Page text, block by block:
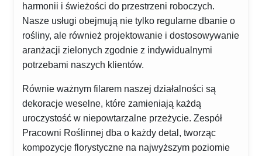
harmonii i świeżości do przestrzeni roboczych.
Nasze usługi obejmują nie tylko regularne dbanie o
rośliny, ale również projektowanie i dostosowywanie
aranżacji zielonych zgodnie z indywidualnymi
potrzebami naszych klientów.
Równie ważnym filarem naszej działalności są
dekoracje weselne, które zamieniają każdą
uroczystość w niepowtarzalne przeżycie. Zespół
Pracowni Roślinnej dba o każdy detal, tworząc
kompozycje florystyczne na najwyższym poziomie